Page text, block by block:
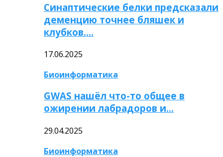
Синаптические белки предсказали
деменцию точнее бляшек и
клубков….
17.06.2025
Биоинформатика
GWAS нашёл что-то общее в
ожирении лабрадоров и…
29.04.2025
Биоинформатика